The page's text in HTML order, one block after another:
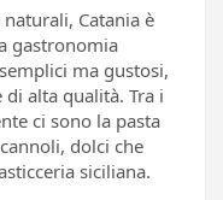
Catania è
gastronomia
ma gustosi,
alta qualità. Tra i
ci sono la pasta
dolci che
siciliana.